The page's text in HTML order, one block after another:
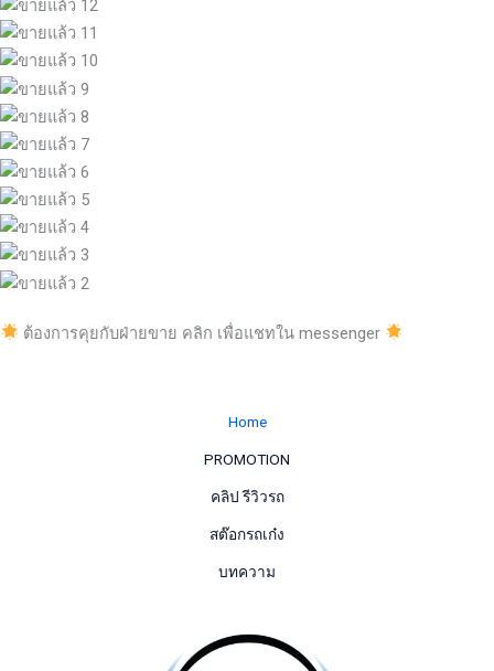
ต้องการคุยกับฝ่ายขาย คลิก เพื่อแชทใน messenger
Home
PROMOTION
คลิป รีวิวรถ
สต๊อกรถเก๋ง
บทความ